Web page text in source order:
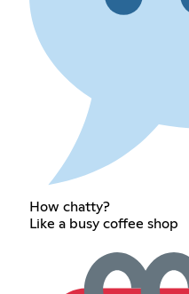
How chatty?
Like a busy coffee shop